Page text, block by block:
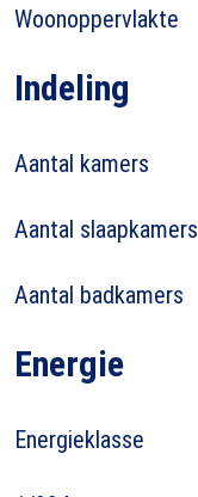
Woonoppervlakte
Indeling
Aantal kamers
Aantal slaapkamers
Aantal badkamers
Energie
Energieklasse